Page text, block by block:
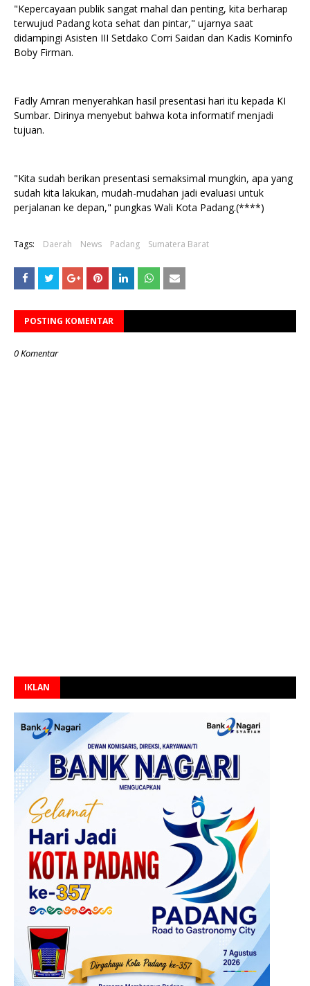
"Kepercayaan publik sangat mahal dan penting, kita berharap
terwujud Padang kota sehat dan pintar," ujarnya saat
didampingi Asisten III Setdako Corri Saidan dan Kadis Kominfo
Boby Firman.
Fadly Amran menyerahkan hasil presentasi hari itu kepada KI
Sumbar. Dirinya menyebut bahwa kota informatif menjadi
tujuan.
"Kita sudah berikan presentasi semaksimal mungkin, apa yang
sudah kita lakukan, mudah-mudahan jadi evaluasi untuk
perjalanan ke depan," pungkas Wali Kota Padang.(****)
Tags: Daerah News Padang Sumatera Barat
POSTING KOMENTAR
0 Komentar
IKLAN